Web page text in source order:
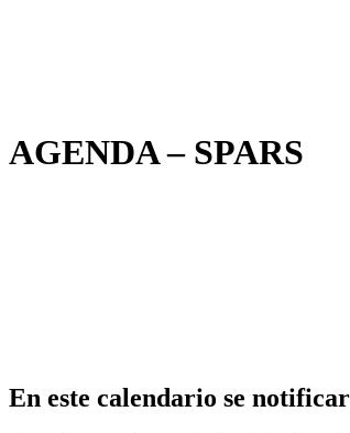
AGENDA – SPARS
En este calendario se